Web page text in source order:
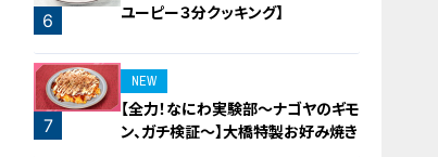
5
6
ユーピー３分クッキング】
7
NEW
【全力！なにわ実験部～ナゴヤのギモ
ン、ガチ検証～】大橋特製お好み焼き